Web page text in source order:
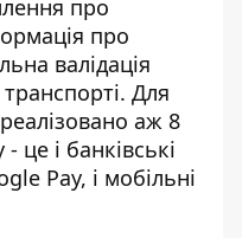
про
про
валідація
Для
аж 8
це і банківські
Pay, і мобільні